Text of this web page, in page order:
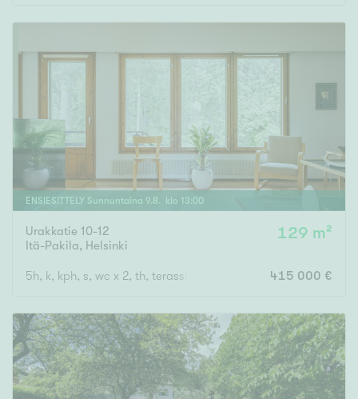
ENSIESITTELY Sunnuntaina 9.8. klo 13:00
Urakkatie 10-12
Itä-Pakila, Helsinki
129 m²
5h, k, kph, s, wc x 2, th, terassiparveke, vilpola, piha,415 000 €